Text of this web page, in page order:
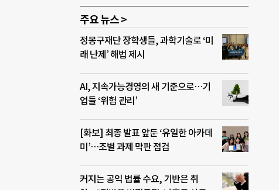
주요 뉴스 >
정몽구재단 장학생들, 과학기술로 ‘미
래 난제’ 해법 제시
AI, 지속가능경영의 새 기준으로…기
업들 ‘위험 관리’
[화보] 최종 발표 앞둔 ‘유일한 아카데
미’…조별 과제 막판 점검
커지는 공익 법률 수요, 기반은 취